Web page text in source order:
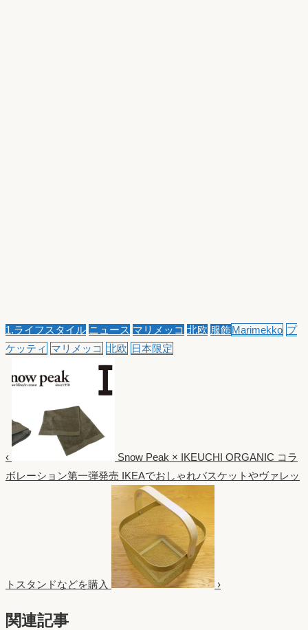
1.ライフスタイル ニュース マリメッコ 北欧 服飾Marimekko プ
ケッティ マリメッコ 北欧 日本限定
‹
Snow Peak × IKEUCHI ORGANIC コラ
ボレーション第一弾発売 IKEAでおしゃれバスケットやヴァレッ
トスタンドなどを購入 ›
関連記事